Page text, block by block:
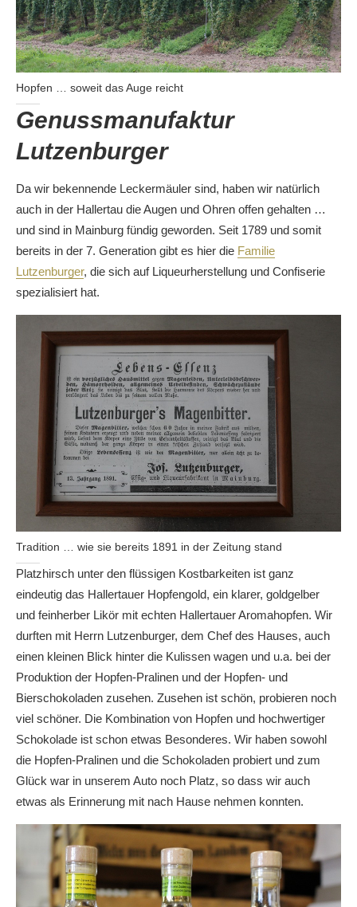
Hopfen … soweit das Auge reicht
Genussmanufaktur
Lutzenburger
Da wir bekennende Leckermäuler sind, haben wir natürlich
auch in der Hallertau die Augen und Ohren offen gehalten …
und sind in Mainburg fündig geworden. Seit 1789 und somit
bereits in der 7. Generation gibt es hier die Familie
Lutzenburger, die sich auf Liqueurherstellung und Confiserie
spezialisiert hat.
Tradition … wie sie bereits 1891 in der Zeitung stand
Platzhirsch unter den flüssigen Kostbarkeiten ist ganz
eindeutig das Hallertauer Hopfengold, ein klarer, goldgelber
und feinherber Likör mit echten Hallertauer Aromahopfen. Wir
durften mit Herrn Lutzenburger, dem Chef des Hauses, auch
einen kleinen Blick hinter die Kulissen wagen und u.a. bei der
Produktion der Hopfen-Pralinen und der Hopfen- und
Bierschokoladen zusehen. Zusehen ist schön, probieren noch
viel schöner. Die Kombination von Hopfen und hochwertiger
Schokolade ist schon etwas Besonderes. Wir haben sowohl
die Hopfen-Pralinen und die Schokoladen probiert und zum
Glück war in unserem Auto noch Platz, so dass wir auch
etwas als Erinnerung mit nach Hause nehmen konnten.